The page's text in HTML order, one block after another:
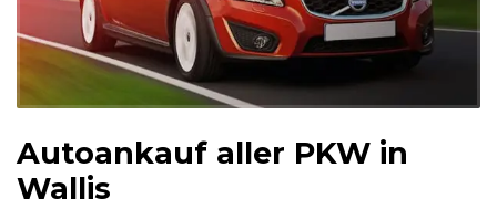
Autoankauf aller PKW in
Wallis